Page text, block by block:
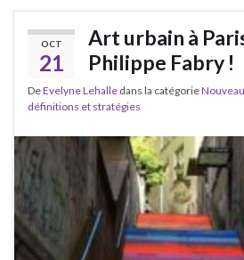
OCT
21
Art urbain à
Philippe Fabry !
DeEvelyne Lehalle dans la catégorie
définitions et stratégies